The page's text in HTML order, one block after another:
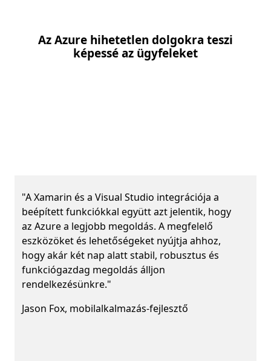
Az Azure hihetetlen dolgokra teszi
képessé az ügyfeleket
i
"A Xamarin és a Visual Studio integrációja a
beépített funkciókkal együtt azt jelentik, hogy
az Azure a legjobb megoldás. A megfelelő
eszközöket és lehetőségeket nyújtja ahhoz,
hogy akár két nap alatt stabil, robusztus és
funkciógazdag megoldás álljon
rendelkezésünkre."
Jason Fox, mobilalkalmazás-fejlesztő